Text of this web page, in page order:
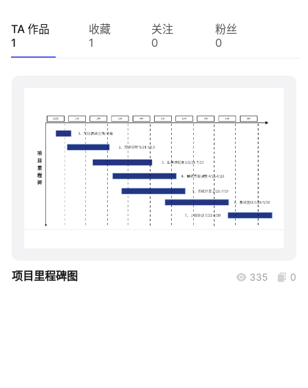
TA 作品
1
收藏
1
关注
0
粉丝
0
boardmix
项目里程碑图 335 0